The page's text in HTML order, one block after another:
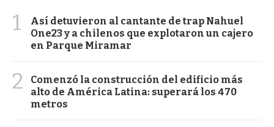
1
Así detuvieron al cantante de trap Nahuel
One23 y a chilenos que explotaron un cajero
en Parque Miramar
2
Comenzó la construcción del edificio más
alto de América Latina: superará los 470
metros